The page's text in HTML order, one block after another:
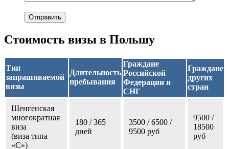
Стоимость визы в Польшу
Тип
запрашиваемой
визы
Длительность
пребывания
Граждане
Российской
Федерации и
СНГ
Граждане
других
стран
Шенгенская
многократная
виза
(виза типа
«С»)
180 / 365
дней
3500 / 6500 /
9500 руб
9500 /
18500
руб